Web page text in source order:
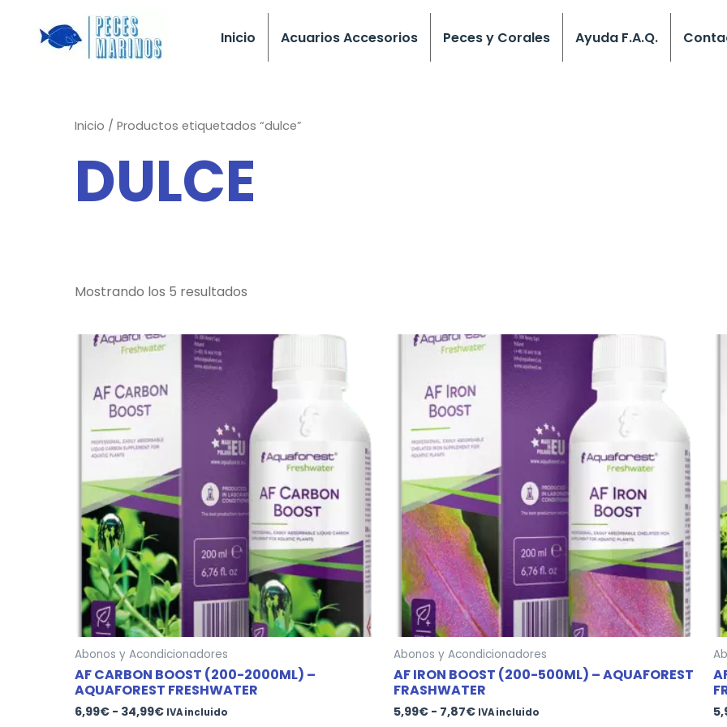
contenido
Inicio Acuarios Accesorios Peces y Corales Ayuda F.A.Q.
Inicio / Productos etiquetados “dulce”
DULCE
Mostrando los 5 resultados
Abonos y Acondicionadores
AF CARBON BOOST (200-2000ML) –
AQUAFOREST FRESHWATER
6,99€ - 34,99€
Rango
de
precios:
desde
6,99€
IVA incluido
Este
producto
tiene
múltiples
variantes.
opciones
se
pueden
elegir
en
la
página
de
producto
Abonos y Acondicionadores
AF IRON BOOST (200-500ML) – AQUAFOREST
FRASHWATER
5,99€ - 7,87€
Rango
de
precios:
desde
5,99€
IVA incluido
Este
producto
tiene
múltiples
variantes.
opciones
se
pueden
elegir
en
la
página
de
producto